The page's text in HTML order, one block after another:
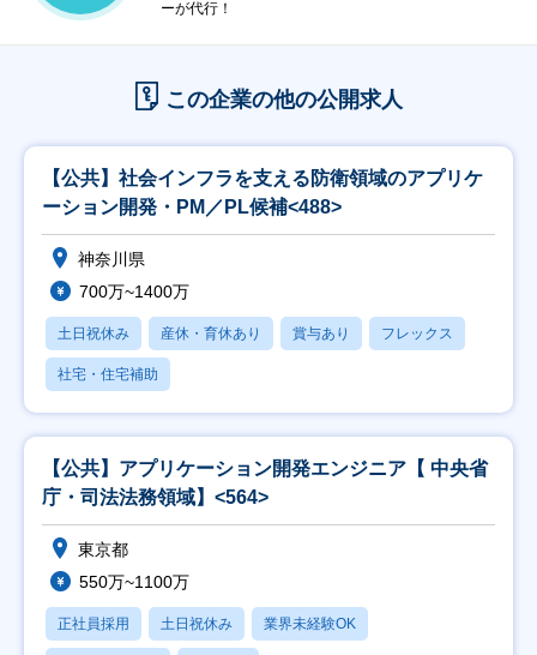
ーが代行！
この企業の他の公開求人
【公共】社会インフラを支える防衛領域のアプリケ
ーション開発・PM／PL候補<488>
神奈川県
700万~1400万
土日祝休み 産休・育休あり 賞与あり フレックス
社宅・住宅補助
【公共】アプリケーション開発エンジニア【 中央省
庁・司法法務領域】<564>
東京都
550万~1100万
正社員採用 土日祝休み 業界未経験OK